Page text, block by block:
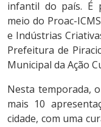
infantil do país. É
meio do Proac-
e Indústrias
Prefeitura de
Municipal da Ação
Nesta temporada,
mais 10
cidade, com uma